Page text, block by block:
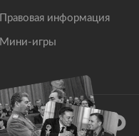
Правовая информация
Мини-игры